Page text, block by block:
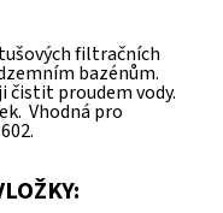
filtračních
bazénům.
čistit proudem vody.
Vhodná pro